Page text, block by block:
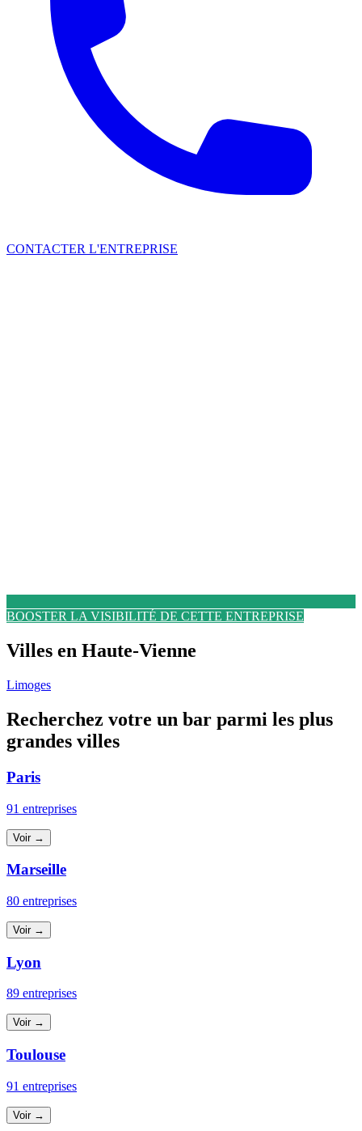
CONTACTER L'ENTREPRISE
BOOSTER LA VISIBILITÉ DE CETTE ENTREPRISE
Villes en Haute-Vienne
Limoges
Recherchez votre un bar parmi les plus
grandes villes
Paris
91 entreprises
Voir →
Marseille
80 entreprises
Voir →
Lyon
89 entreprises
Voir →
Toulouse
91 entreprises
Voir →